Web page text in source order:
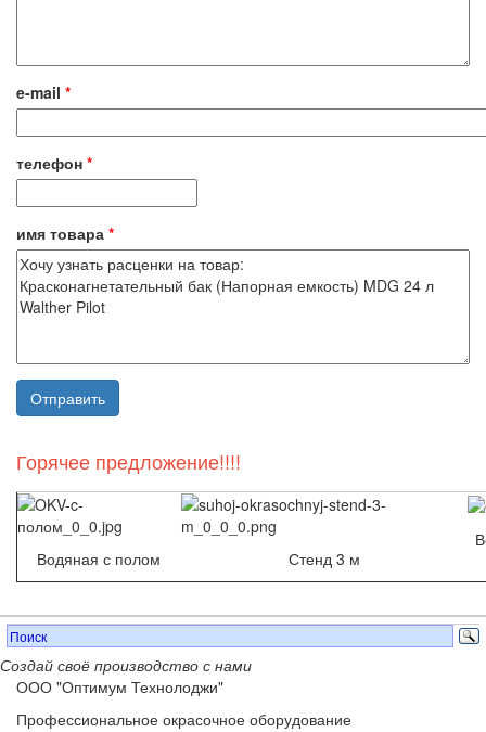
e-mail *
телефон *
имя товара *
Горячее предложение!!!!
Водяная с полом Стенд 3 м
Создай своё производство с нами
ООО "Оптимум Технолоджи"
Профессиональное окрасочное оборудование